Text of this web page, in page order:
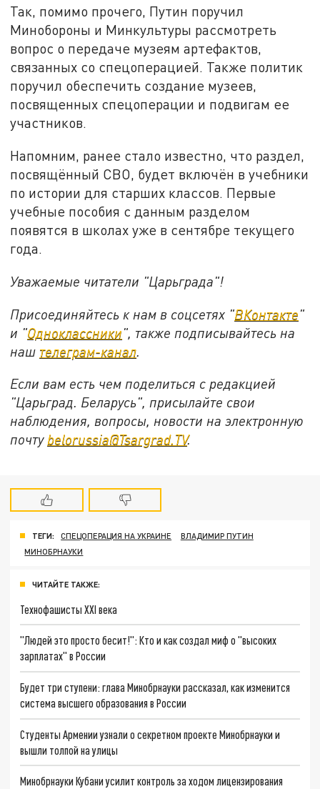
Так, помимо прочего, Путин поручил
Минобороны и Минкультуры рассмотреть
вопрос о передаче музеям артефактов,
связанных со спецоперацией. Также политик
поручил обеспечить создание музеев,
посвященных спецоперации и подвигам ее
участников.
Напомним, ранее стало известно, что раздел,
посвящённый СВО, будет включён в учебники
по истории для старших классов. Первые
учебные пособия с данным разделом
появятся в школах уже в сентябре текущего
года.
Уважаемые читатели "Царьграда"!
Присоединяйтесь к нам в соцсетях "ВКонтакте"
и "Одноклассники", также подписывайтесь на
наш телеграм-канал
Если вам есть чем поделиться с редакцией
"Царьград. Беларусь", присылайте свои
наблюдения, вопросы, новости на электронную
почту belorussia@Tsargrad.TV.
ТЕГИ: СПЕЦОПЕРАЦИЯ НА УКРАИНЕ
ВЛАДИМИР ПУТИН
МИНОБРНАУКИ
ЧИТАЙТЕ ТАКЖЕ:
Технофашисты XXI века
"Людей это просто бесит!": Кто и как создал миф о "высоких
зарплатах" в России
Будет три ступени: глава Минобрнауки рассказал, как изменится
система высшего образования в России
Студенты Армении узнали о секретном проекте Минобрнауки и
вышли толпой на улицы
Минобрнауки Кубани усилит контроль за ходом лицензирования